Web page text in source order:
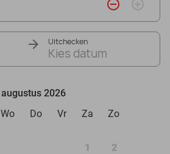
remove_circle_outline add_circle_outline
Uitchecken
Kies datum
augustus 2026
Wo Do Vr Za Zo
1 2